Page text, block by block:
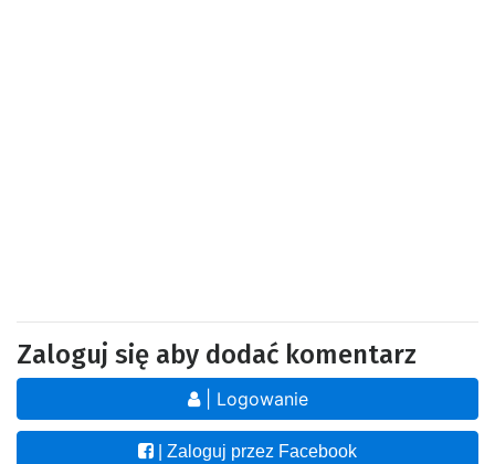
Zaloguj się aby dodać komentarz
| Logowanie
| Zaloguj przez Facebook